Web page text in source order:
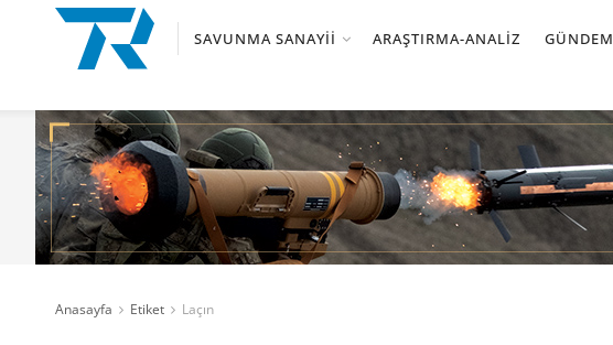
SAVUNMA SANAYII ARAŞTIRMA-ANALIZ GÜNDEM
Anasayfa Etiket Laçın